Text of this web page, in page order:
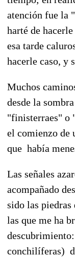
atención fue la
harté de
esa tarde
hacerle caso, y
Muchos
desde la
"finisterraes" o
el comienzo de
que había
Las señales
acompañado
sido las piedras
las que me ha
conchilíferas)